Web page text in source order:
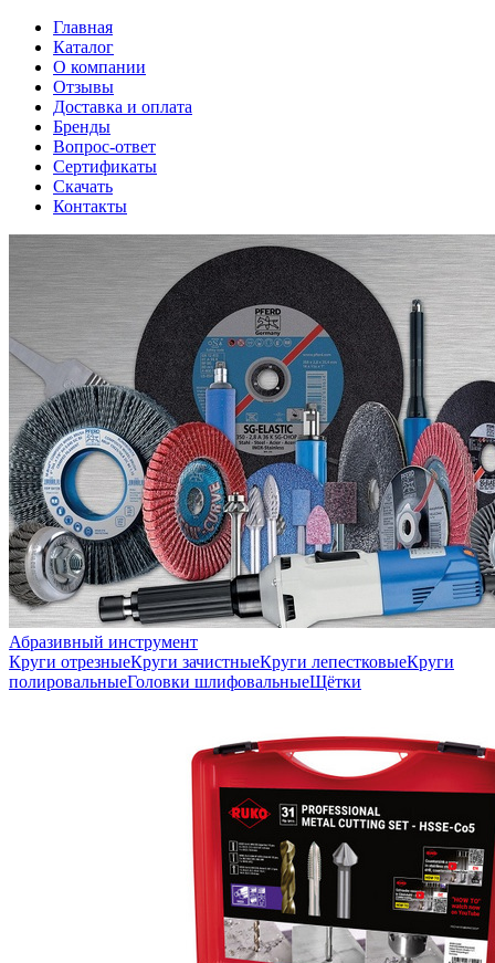
Главная
Каталог
О компании
Отзывы
Доставка и оплата
Бренды
Вопрос-ответ
Сертификаты
Скачать
Контакты
Абразивный инструмент
Круги отрезныеКруги зачистныеКруги лепестковыеКруги
полировальныеГоловки шлифовальныеЩётки